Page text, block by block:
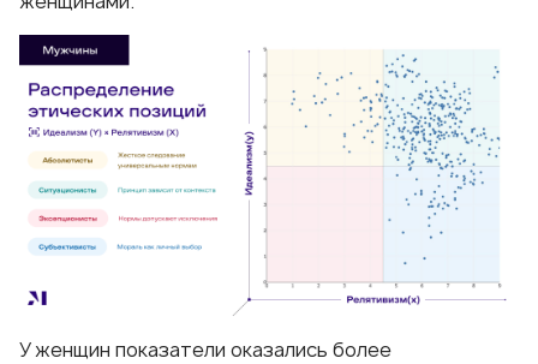
У женщин показатели оказались более